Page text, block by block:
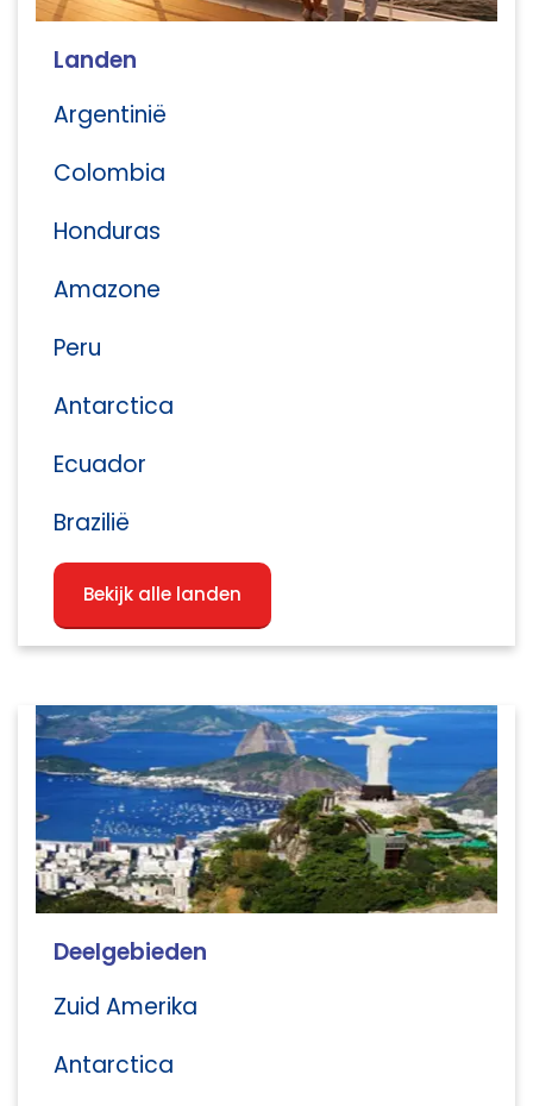
Landen
Argentinië
Colombia
Honduras
Amazone
Peru
Antarctica
Ecuador
Brazilië
Bekijk alle landen
Deelgebieden
Zuid Amerika
Antarctica